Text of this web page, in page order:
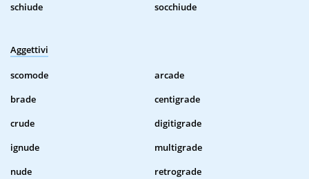
schiude
socchiude
Aggettivi
scomode
arcade
brade
centigrade
crude
digitigrade
ignude
multigrade
nude
retrograde